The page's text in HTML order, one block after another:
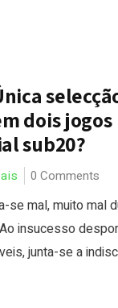
dois jogos
sub20?
0 Comments
se mal, muito mal
insucesso
junta-se a